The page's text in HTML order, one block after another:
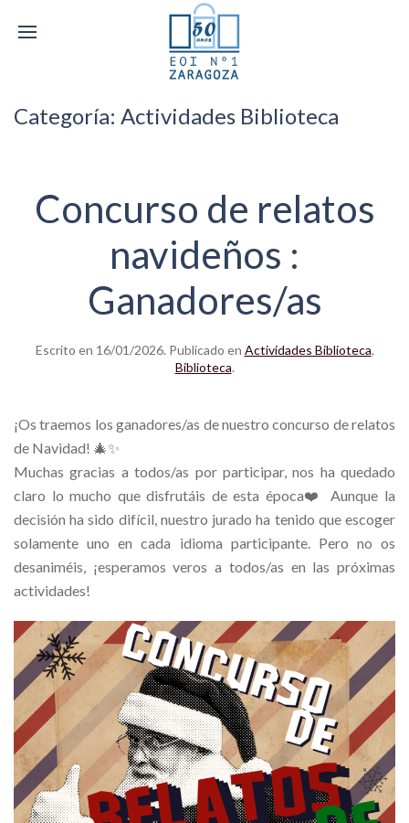
Categoría: Actividades Biblioteca
Concurso de relatos
navideños :
Ganadores/as
Escrito en 16/01/2026. Publicado en Actividades Biblioteca,
Biblioteca.
¡Os traemos los ganadores/as de nuestro concurso de relatos
de Navidad! 🎄✨
Muchas gracias a todos/as por participar, nos ha quedado
claro lo mucho que disfrutáis de esta época❤️ Aunque la
decisión ha sido difícil, nuestro jurado ha tenido que escoger
solamente uno en cada idioma participante. Pero no os
desaniméis, ¡esperamos veros a todos/as en las próximas
actividades!